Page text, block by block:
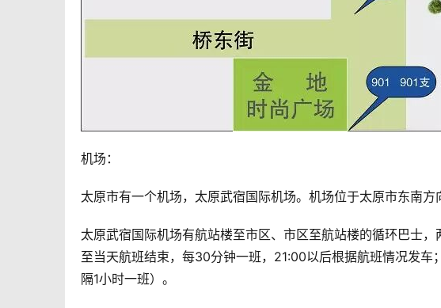
机场：
太原市有一个机场，太原武宿国际机场。机场位于太原市东南方
太原武宿国际机场有航站楼至市区、市区至航站楼的循环巴士
至当天航班结束，每30分钟一班，21:00以后根据航班情况发
隔1小时一班）。